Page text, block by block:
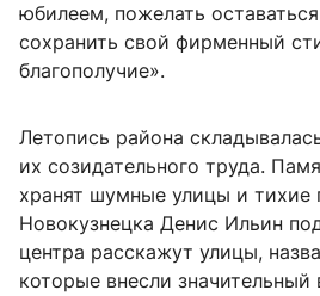
юбилеем, пожелать
сохранить свой фирменный
благополучие».
Летопись района
их созидательного труда.
хранят шумные улицы и тихие
Новокузнецка Денис Ильин
центра расскажут улицы,
которые внесли значительный